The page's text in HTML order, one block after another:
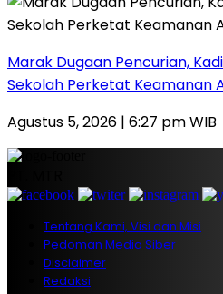
‎Marak Dugaan Pencurian,
Sekolah Perketat Keamanan
Agustus 5, 2026 | 6:27 pm WIB
Tentang Kami, Visi dan Misi
Pedoman Media Siber
Disclaimer
Redaksi